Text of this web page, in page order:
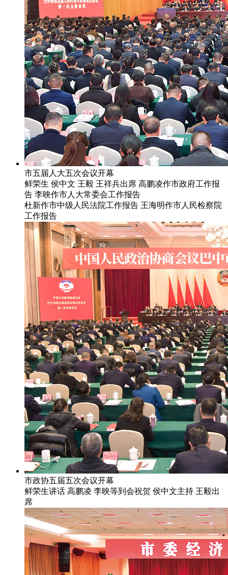
市五届人大五次会议开幕
鲜荣生 侯中文 王毅 王祥兵出席 高鹏凌作市政府工作报
告 李映作市人大常委会工作报告
杜新作市中级人民法院工作报告 王海明作市人民检察院
工作报告
市政协五届五次会议开幕
鲜荣生讲话 高鹏凌 李映等到会祝贺 侯中文主持 王毅出
席